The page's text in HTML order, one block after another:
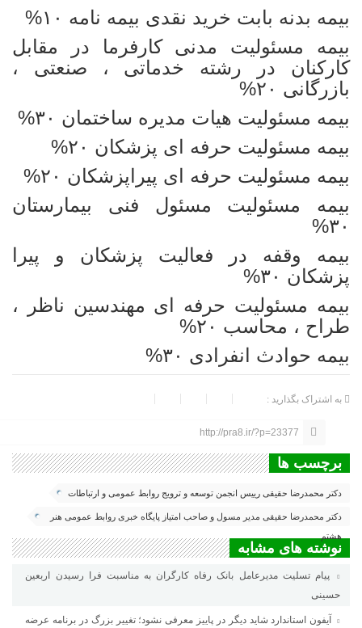
بیمه بدنه بابت خرید نقدی بیمه نامه ۱۰%
بیمه مسئولیت مدنی کارفرما در مقابل
کارکنان در رشته خدماتی ، صنعتی ،
بازرگانی ۲۰%
بیمه مسئولیت هیات مدیره ساختمان ۳۰%
بیمه مسئولیت حرفه ای پزشکان ۲۰%
بیمه مسئولیت حرفه ای پیراپزشکان ۲۰%
بیمه مسئولیت مسئول فنی بیمارستان
۳۰%
بیمه وقفه در فعالیت پزشکان و پیرا
پزشکان ۳۰%
بیمه مسئولیت حرفه ای مهندسین ناظر ،
طراح ، محاسب ۲۰%
بیمه حوادث انفرادی ۳۰%
به اشتراک بگذارید :
http://pra8.ir/?p=23377
برچسب ها
دکتر محمدرضا حقیقی رییس انجمن توسعه و ترویج روابط عمومی و ارتباطات
دکتر محمدرضا حقیقی مدیر مسول و صاحب امتیاز پایگاه خبری روابط عمومی هنر
هشتم
نوشته های مشابه
پیام تسلیت مدیرعامل بانک رفاه کارگران به مناسبت فرا رسیدن اربعین
حسینی
آیفون استاندارد شاید دیگر در پاییز معرفی نشود؛ تغییر بزرگ در برنامه عرضه